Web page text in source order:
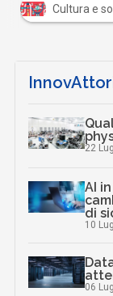
Cultura e
22
AI
di
10
06